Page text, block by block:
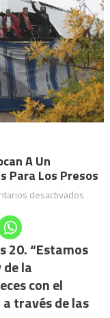
A Un
Para Los Presos
desactivadosen
las
20. “Estamos
la
con el
través de las